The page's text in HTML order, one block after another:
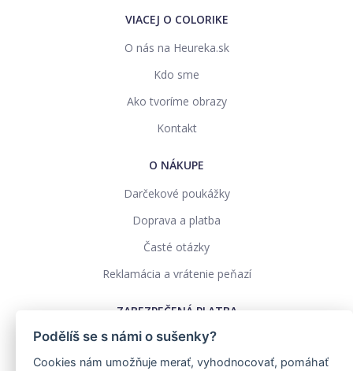
VIACEJ O COLORIKE
O nás na Heureka.sk
Kdo sme
Ako tvoríme obrazy
Kontakt
O NÁKUPE
Darčekové poukážky
Doprava a platba
Časté otázky
Reklamácia a vrátenie peňazí
ZABEZPEČENÁ PLATBA
Podělíš se s námi o sušenky?
Cookies nám umožňuje merať, vyhodnocovať, pomáhať